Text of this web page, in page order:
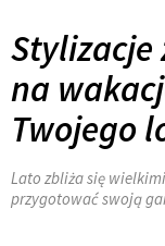
na
Twojego
Lato zbliża się
przygotować swoją